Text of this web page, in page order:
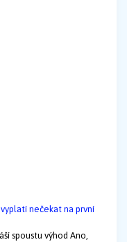
nečekat na první
spoustu výhod Ano,